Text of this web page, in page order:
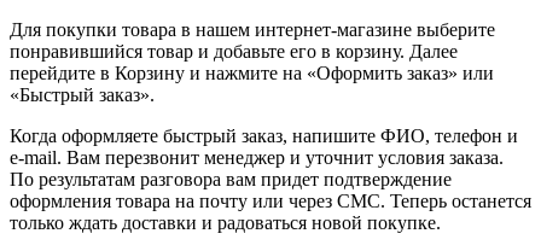
Для покупки товара в нашем интернет-магазине выберите
понравившийся товар и добавьте его в корзину. Далее
перейдите в Корзину и нажмите на «Оформить заказ» или
«Быстрый заказ».
Когда оформляете быстрый заказ, напишите ФИО, телефон и
e-mail. Вам перезвонит менеджер и уточнит условия заказа.
По результатам разговора вам придет подтверждение
оформления товара на почту или через СМС. Теперь останется
только ждать доставки и радоваться новой покупке.